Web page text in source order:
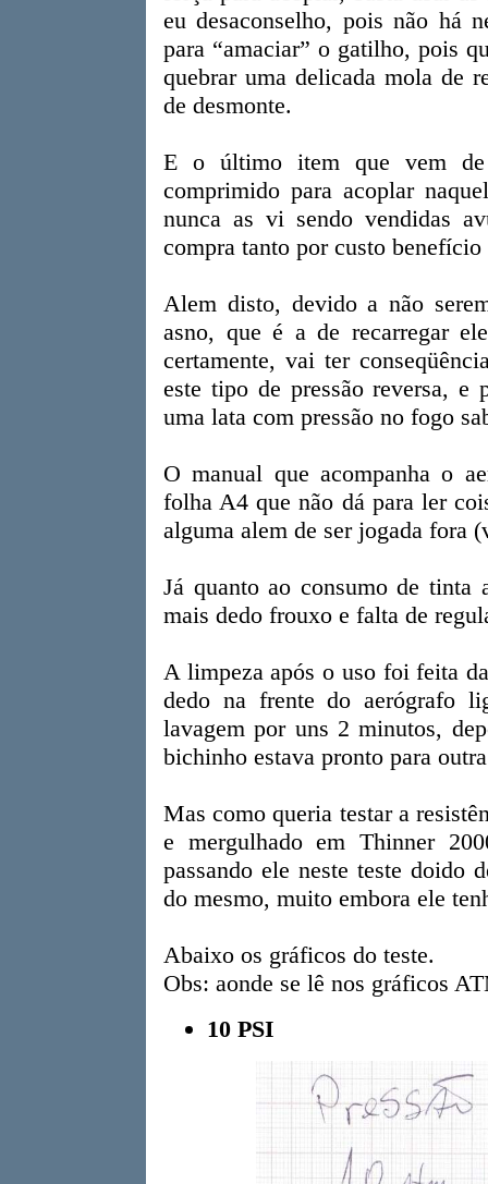
eu desaconselho, pois não há
para “amaciar” o gatilho, pois
quebrar uma delicada mola de
de desmonte.
E o último item que vem
comprimido para acoplar
nunca as vi sendo vendidas
compra tanto por custo
Alem disto, devido a não
asno, que é a de recarregar
certamente, vai ter
este tipo de pressão reversa, e
uma lata com pressão no fogo
O manual que acompanha o
folha A4 que não dá para ler
alguma alem de ser jogada fora
Já quanto ao consumo de
mais dedo frouxo e falta de
A limpeza após o uso foi feita
dedo na frente do aerógrafo
lavagem por uns 2 minutos,
bichinho estava pronto para
Mas como queria testar a
e mergulhado em Thinner
passando ele neste teste doido
do mesmo, muito embora ele
Abaixo os gráficos do teste.
Obs: aonde se lê nos gráficos
10 PSI